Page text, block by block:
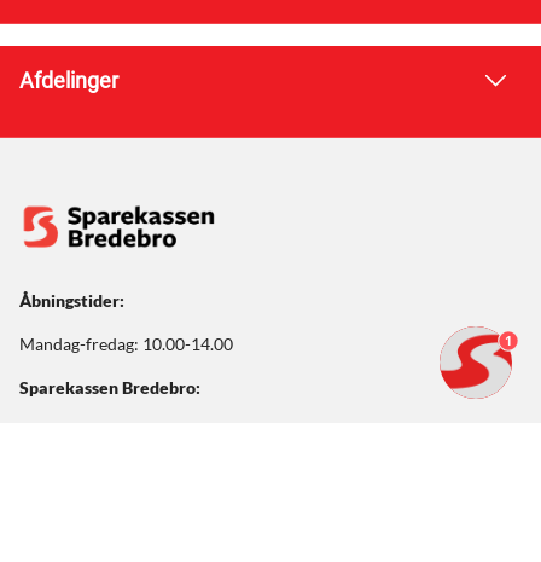
Afdelinger
Åbningstider:
Mandag-fredag: 10.00-14.00
Sparekassen Bredebro:
1